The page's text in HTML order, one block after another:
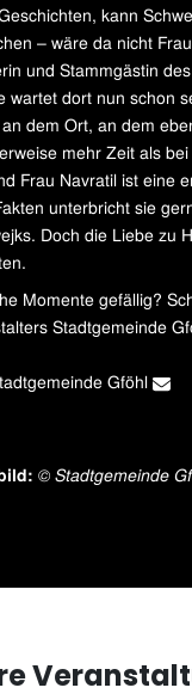
kann
– wäre da nicht
und Stammgästin
wartet dort nun schon
dem Ort, an dem
mehr Zeit als
Frau Navratil ist eine
unterbricht sie
Doch die Liebe zu
Momente gefällig?
Stadtgemeinde
Gföhl
© Stadtgemeinde